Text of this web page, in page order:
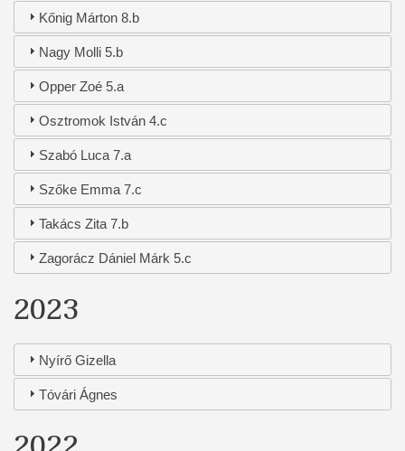
Kőnig Márton 8.b
Nagy Molli 5.b
Opper Zoé 5.a
Osztromok István 4.c
Szabó Luca 7.a
Szőke Emma 7.c
Takács Zita 7.b
Zagorácz Dániel Márk 5.c
2023
Nyírő Gizella
Tóvári Ágnes